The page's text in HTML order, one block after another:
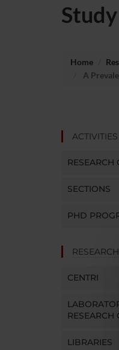
Home
A
ACTIVITIES
RESEARCH
SECTIONS
PHD
CENTRI
RESEARCH
LIBRARIES